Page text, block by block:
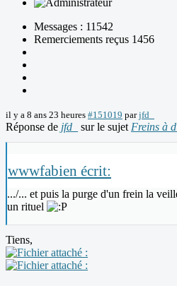
Messages : 11542
Remerciements reçus 1456
il y a 8 ans 23 heures #151019 parjfd_
Réponse de jfd_ sur le sujet Freins à
wwwfabien écrit:
.../... et puis la purge d'un frein la
un rituel
Tiens,